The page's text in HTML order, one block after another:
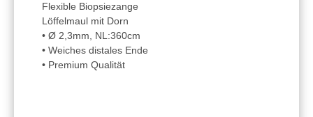
Flexible Biopsiezange
Löffelmaul mit Dorn
• Ø 2,3mm, NL:360cm
• Weiches distales Ende
• Premium Qualität